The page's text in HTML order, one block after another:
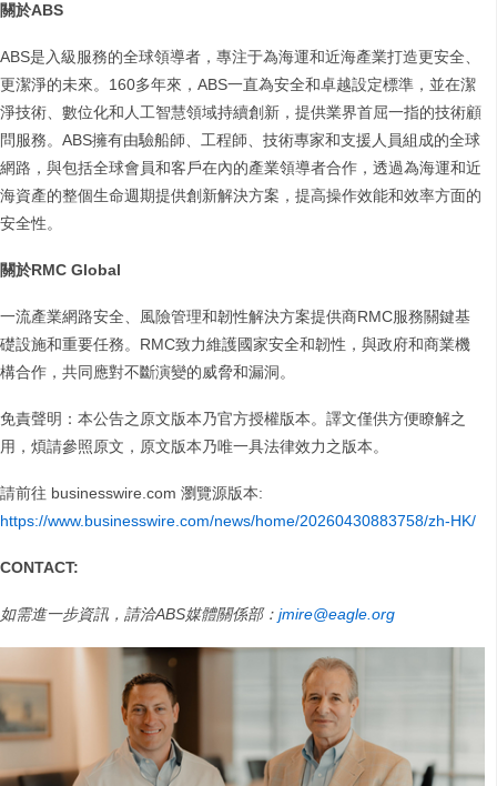
關於ABS
ABS是入級服務的全球領導者，專注于為海運和近海產業打造更安全、
更潔淨的未來。160多年來，ABS一直為安全和卓越設定標準，並在潔
淨技術、數位化和人工智慧領域持續創新，提供業界首屈一指的技術顧
問服務。ABS擁有由驗船師、工程師、技術專家和支援人員組成的全球
網路，與包括全球會員和客戶在內的產業領導者合作，透過為海運和近
海資產的整個生命週期提供創新解決方案，提高操作效能和效率方面的
安全性。
關於RMC Global
一流產業網路安全、風險管理和韌性解決方案提供商RMC服務關鍵基
礎設施和重要任務。RMC致力維護國家安全和韌性，與政府和商業機
構合作，共同應對不斷演變的威脅和漏洞。
免責聲明：本公告之原文版本乃官方授權版本。譯文僅供方便瞭解之
用，煩請參照原文，原文版本乃唯一具法律效力之版本。
請前往 businesswire.com 瀏覽源版本:
https://www.businesswire.com/news/home/20260430883758/zh-HK/
CONTACT:
如需進一步資訊，請洽ABS媒體關係部： jmire@eagle.org